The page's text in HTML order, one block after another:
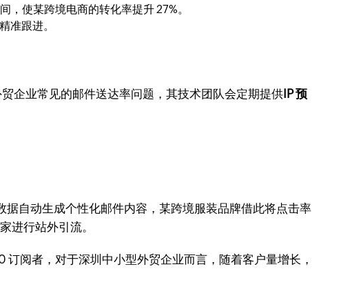
，使某跨境电商的转化率提升 27%。
准跟进。
企业常见的邮件送达率问题，其技术团队会定期提供 IP 预
据自动生成个性化邮件内容，某跨境服装品牌借此将点击率
进行站外引流。
阅者，对于深圳中小型外贸企业而言，随着客户量增长，